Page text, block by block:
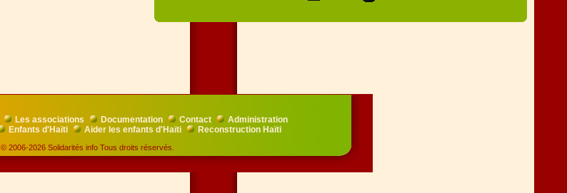
Les associations Documentation Contact
Administration
Enfants d'Haïti Aider les enfants d'Haïti Reconstruction Haïti
© 2006-2026 Solidarités info Tous droits réservés.